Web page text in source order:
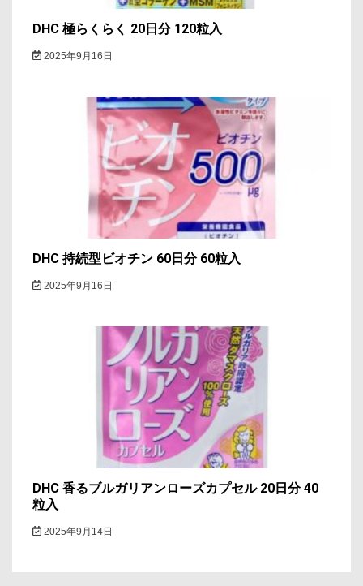
DHC 極らくらく 20日分 120粒入
2025年9月16日
DHC 持続型ビオチン 60日分 60粒入
2025年9月16日
DHC 香るブルガリアンローズカプセル 20日分 40
粒入
2025年9月14日